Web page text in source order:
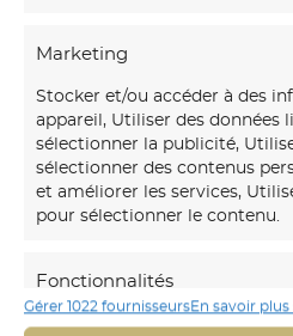
Marketing
Stocker et/ou accéder à des
appareil, Utiliser des données
sélectionner la publicité,
sélectionner des contenus
et améliorer les services,
pour sélectionner le contenu.
Fonctionnalités
Mettre en correspondance et
Gérer 1022 fournisseursEn savoir
Notremaison d’art mural
murs avec des fresques et
Envoyer